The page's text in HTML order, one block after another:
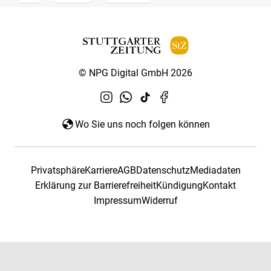
© NPG Digital GmbH 2026
Wo Sie uns noch folgen können
PrivatsphäreKarriereAGBDatenschutzMediadaten
Erklärung zur BarrierefreiheitKündigungKontakt
ImpressumWiderruf